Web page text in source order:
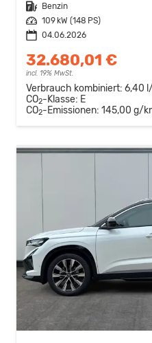
Kraftstoff
Benzin
Leistung
109 kW (148 PS)
04.06.2026
32.680,01 €
incl. 19% MwSt.
Verbrauch kombiniert: 6,40
CO2-Klasse: E
CO2-Emissionen: 145,00 g/